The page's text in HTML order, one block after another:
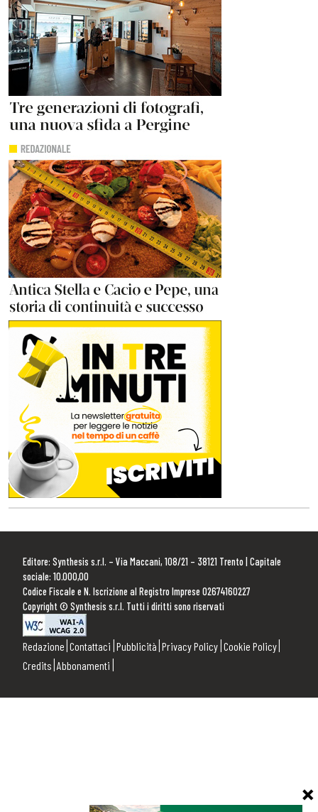
Editore: Synthesis s.r.l. – Via Maccani, 108/21 – 38121 Trento | Capitale
sociale: 10.000,00
Codice Fiscale e N. Iscrizione al Registro Imprese 02674160227
Copyright © Synthesis s.r.l. Tutti i diritti sono riservati
Redazione Contattaci Pubblicità Privacy Policy Cookie Policy
Credits Abbonamenti